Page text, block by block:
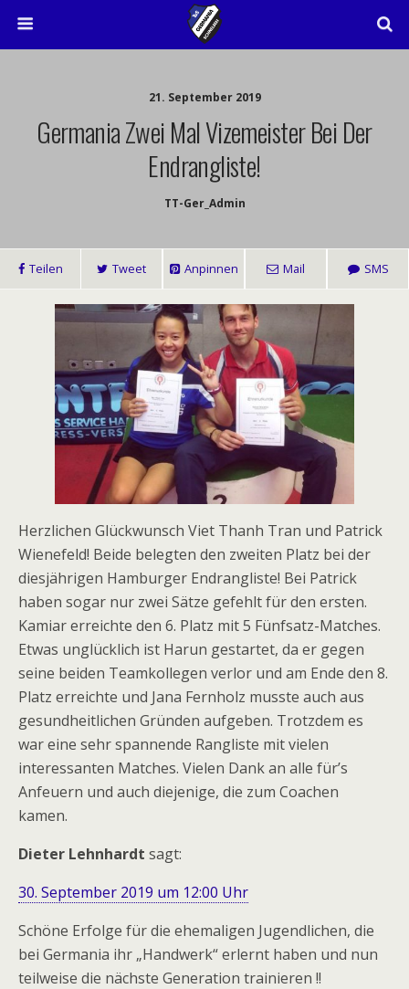
21. September 2019
Germania Zwei Mal Vizemeister Bei Der
Endrangliste!
TT-Ger_Admin
Teilen Tweet Anpinnen Mail SMS
Herzlichen Glückwunsch Viet Thanh Tran und Patrick
Wienefeld! Beide belegten den zweiten Platz bei der
diesjährigen Hamburger Endrangliste! Bei Patrick
haben sogar nur zwei Sätze gefehlt für den ersten.
Kamiar erreichte den 6. Platz mit 5 Fünfsatz-Matches.
Etwas unglücklich ist Harun gestartet, da er gegen
seine beiden Teamkollegen verlor und am Ende den 8.
Platz erreichte und Jana Fernholz musste auch aus
gesundheitlichen Gründen aufgeben. Trotzdem es
war eine sehr spannende Rangliste mit vielen
interessanten Matches. Vielen Dank an alle für’s
Anfeuern und auch diejenige, die zum Coachen
kamen.
Dieter Lehnhardt sagt:
30. September 2019 um 12:00 Uhr
Schöne Erfolge für die ehemaligen Jugendlichen, die
bei Germania ihr „Handwerk“ erlernt haben und nun
teilweise die nächste Generation trainieren !!